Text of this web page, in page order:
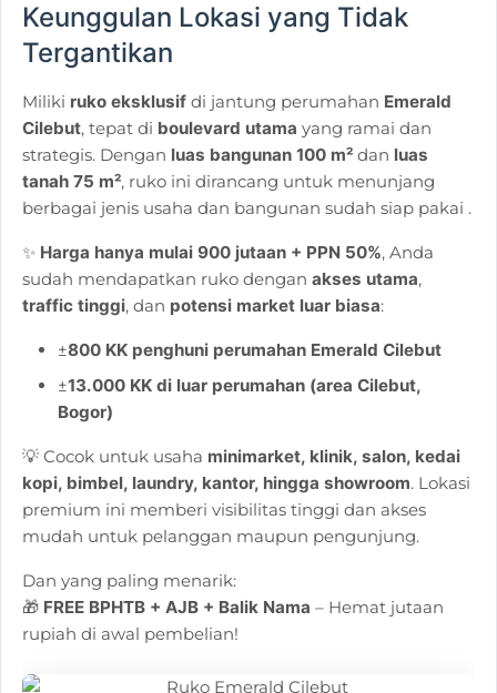
Keunggulan Lokasi yang Tidak
Tergantikan
Miliki ruko eksklusif di jantung perumahan Emerald
Cilebut, tepat di boulevard utama yang ramai dan
strategis. Dengan luas bangunan 100 m² dan luas
tanah 75 m², ruko ini dirancang untuk menunjang
berbagai jenis usaha dan bangunan sudah siap pakai .
✨ Harga hanya mulai 900 jutaan + PPN 50%, Anda
sudah mendapatkan ruko denganakses utama,
traffic tinggi, dan potensi market luar biasa:
±800 KK penghuni perumahan Emerald Cilebut
±13.000 KK di luar perumahan (area Cilebut,
Bogor)
💡 Cocok untuk usaha minimarket, klinik, salon, kedai
kopi, bimbel, laundry, kantor, hingga showroom. Lokasi
premium ini memberi visibilitas tinggi dan akses
mudah untuk pelanggan maupun pengunjung.
Dan yang paling menarik:
🎁 FREE BPHTB + AJB + Balik Nama – Hemat jutaan
rupiah di awal pembelian!